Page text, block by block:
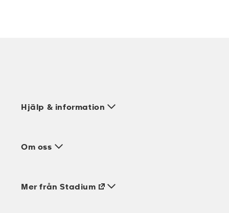
Hjälp & information
Om oss
Mer från Stadium